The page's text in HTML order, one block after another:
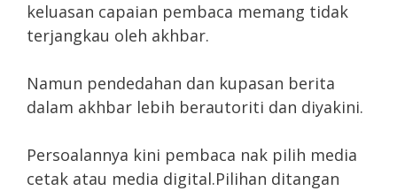
keluasan capaian pembaca memang tidak
terjangkau oleh akhbar.
Namun pendedahan dan kupasan berita
dalam akhbar lebih berautoriti dan diyakini.
Persoalannya kini pembaca nak pilih media
cetak atau media digital.Pilihan ditangan